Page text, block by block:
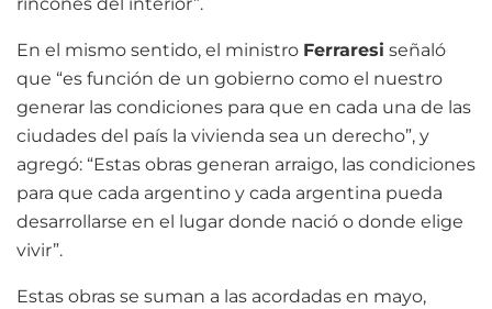
En el mismo sentido, el ministro Ferraresi señaló
que “es función de un gobierno como el nuestro
generar las condiciones para que en cada una de las
ciudades del país la vivienda sea un derecho”, y
agregó: “Estas obras generan arraigo, las condiciones
para que cada argentino y cada argentina pueda
desarrollarse en el lugar donde nació o donde elige
vivir”.
Estas obras se suman a las acordadas en mayo,